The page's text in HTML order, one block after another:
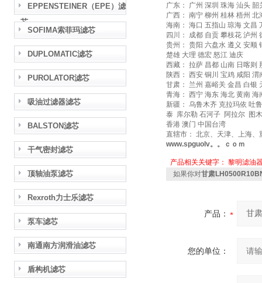
EPPENSTEINER（EPE）滤
芯
SOFIMA索菲玛滤芯
DUPLOMATIC滤芯
PUROLATOR滤芯
吸油过滤器滤芯
BALSTON滤芯
干气密封滤芯
顶轴油泵滤芯
Rexroth力士乐滤芯
泵车滤芯
南通南方润滑油滤芯
盾构机滤芯
广东： 广州 深圳 珠海 汕头
广西： 南宁 柳州 桂林 梧州
海南： 海口 五指山 琼海 文昌
四川： 成都 自贡 攀枝花 泸州
贵州： 贵阳 六盘水 遵义 安顺
楚雄 大理 德宏 怒江 迪庆
西藏： 拉萨 昌都 山南 日喀则
陕西： 西安 铜川 宝鸡 咸阳
甘肃： 兰州 嘉峪关 金昌 白银
青海： 西宁 海东 海北 黄南
新疆： 乌鲁木齐 克拉玛依 吐
泰 库尔勒 石河子 阿拉尔 图
香港 澳门 中国台湾
直辖市： 北京、天津、上海、
www.spguolv。。ｃｏｍ
产品相关关键字： 黎明滤油
如果你对甘肃
产品：
您的单位：